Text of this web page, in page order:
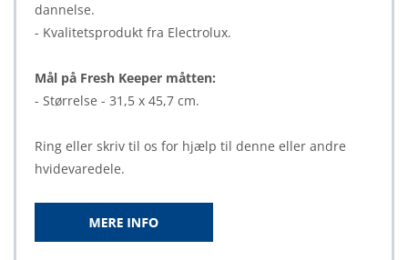
dannelse.
- Kvalitetsprodukt fra Electrolux.
Mål på Fresh Keeper måtten:
- Størrelse - 31,5 x 45,7 cm.
Ring eller skriv til os for hjælp til denne eller andre
hvidevaredele.